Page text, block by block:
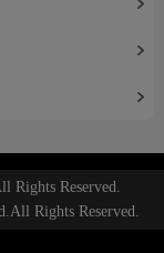
Rights Reserved.
Rights Reserved.